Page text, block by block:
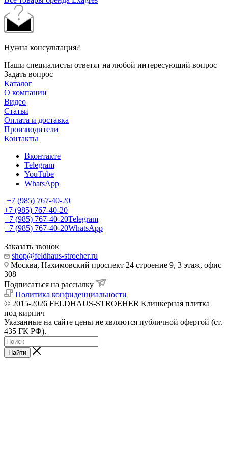
Нужна консультация?
Наши специалисты ответят на любой интересующий вопрос
Задать вопрос
Каталог
О компании
Видео
Статьи
Оплата и доставка
Производители
Контакты
Вконтакте
Telegram
YouTube
WhatsApp
+7 (985) 767-40-20
+7 (985) 767-40-20
+7 (985) 767-40-20Telegram
+7 (985) 767-40-20WhatsApp
Заказать звонок
shop@feldhaus-stroeher.ru
Москва, Нахимовский проспект 24 строение 9, 3 этаж, офис
308
Подписаться на рассылку
Политика конфиденциальности
© 2015-2026 FELDHAUS-STROEHER Клинкерная плитка
под кирпич
Указанные на сайте цены не являются публичной офертой (ст.
435 ГК РФ).
Найти